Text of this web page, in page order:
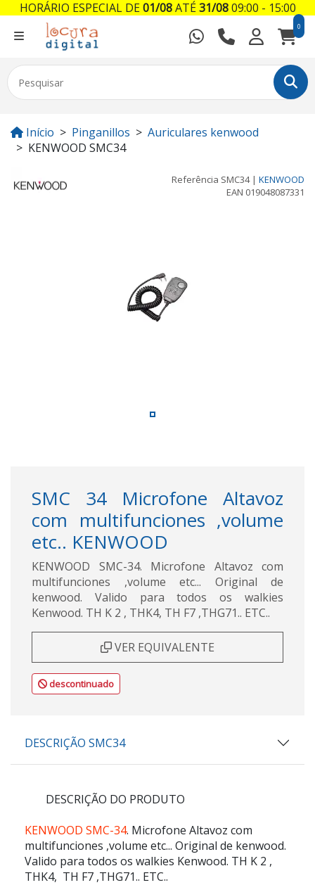
0
Início Pinganillos
Auriculares kenwood
KENWOOD SMC34
Referência SMC34| KENWOOD
EAN 019048087331
SMC 34 Microfone Altavoz
com multifunciones ,volume
etc.. KENWOOD
KENWOOD SMC-34. Microfone Altavoz com
multifunciones ,volume etc... Original de
kenwood. Valido para todos os walkies
Kenwood. TH K 2 , THK4, TH F7 ,THG71.. ETC..
VER EQUIVALENTE
descontinuado
DESCRIÇÃO SMC34
DESCRIÇÃO DO PRODUTO
KENWOOD SMC-34. Microfone Altavoz com
multifunciones ,volume etc... Original de kenwood.
Valido para todos os walkies Kenwood. TH K 2 ,
THK4, TH F7 ,THG71.. ETC..
HORÁRIO ESPECIAL DE01/08ATÉ31/0809:00 - 15:00